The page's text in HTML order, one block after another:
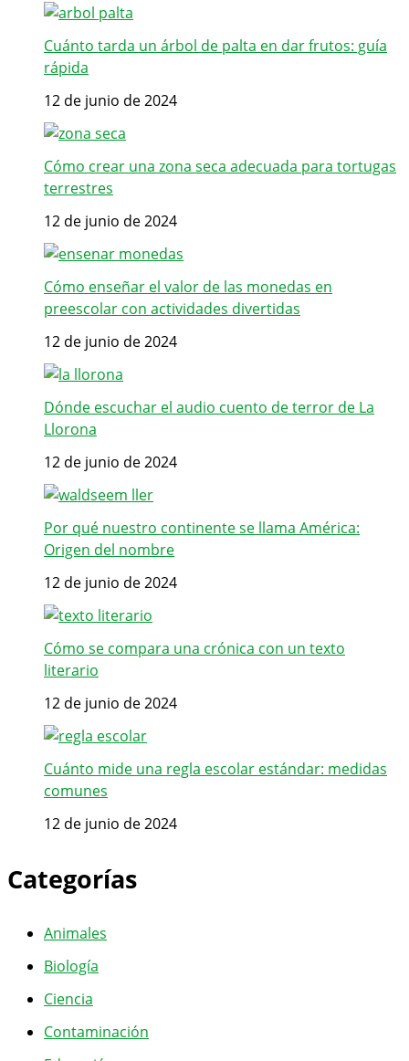
Cuánto tarda un árbol de palta en dar frutos: guía
rápida
12 de junio de 2024
Cómo crear una zona seca adecuada para tortugas
terrestres
12 de junio de 2024
Cómo enseñar el valor de las monedas en
preescolar con actividades divertidas
12 de junio de 2024
Dónde escuchar el audio cuento de terror de La
Llorona
12 de junio de 2024
Por qué nuestro continente se llama América:
Origen del nombre
12 de junio de 2024
Cómo se compara una crónica con un texto
literario
12 de junio de 2024
Cuánto mide una regla escolar estándar: medidas
comunes
12 de junio de 2024
Categorías
Animales
Biología
Ciencia
Contaminación